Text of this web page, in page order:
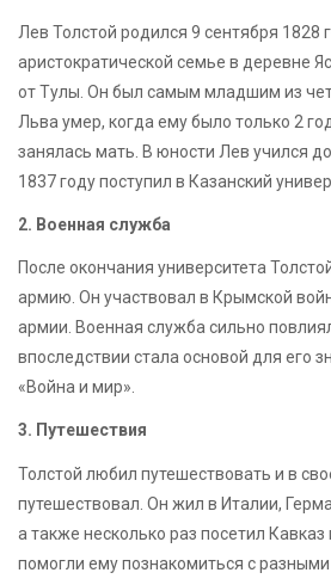
Лев Толстой родился 9 сентября 1828
аристократической семье в деревне
от Тулы. Он был самым младшим из
Льва умер, когда ему было только 2
занялась мать. В юности Лев учился
1837 году поступил в Казанский
2. Военная служба
После окончания университета
армию. Он участвовал в Крымской
армии. Военная служба сильно
впоследствии стала основой для его
«Война и мир».
3. Путешествия
Толстой любил путешествовать и в
путешествовал. Он жил в Италии,
а также несколько раз посетил
помогли ему познакомиться с